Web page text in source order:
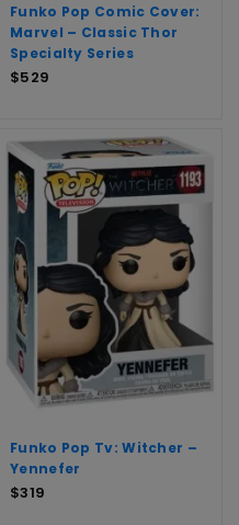
Funko Pop Comic Cover:
Marvel – Classic Thor
Specialty Series
$529
Funko Pop Tv: Witcher –
Yennefer
$319